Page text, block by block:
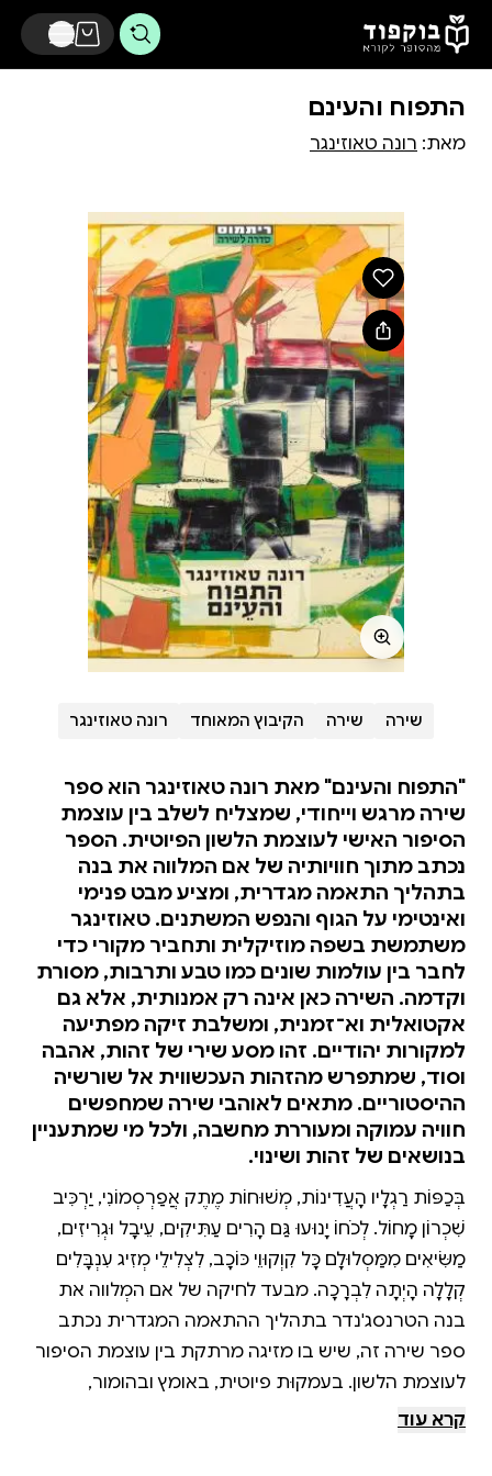
דלג לתוכן הראשי
התפוח והעינם
מאת: רונה טאוזינגר
שירה שירה הקיבוץ המאוחד רונה טאוזינגר
"התפוח והעינם" מאת רונה טאוזינגר הוא ספר
שירה מרגש וייחודי, שמצליח לשלב בין עוצמת
הסיפור האישי לעוצמת הלשון הפיוטית. הספר
נכתב מתוך חוויותיה של אם המלווה את בנה
בתהליך התאמה מגדרית, ומציע מבט פנימי
ואינטימי על הגוף והנפש המשתנים. טאוזינגר
משתמשת בשפה מוזיקלית ותחביר מקורי כדי
לחבר בין עולמות שונים כמו טבע ותרבות, מסורת
וקדמה. השירה כאן אינה רק אמנותית, אלא גם
אקטואלית וא־זמנית, ומשלבת זיקה מפתיעה
למקורות יהודיים. זהו מסע שירי של זהות, אהבה
וסוד, שמתפרש מהזהות העכשווית אל שורשיה
ההיסטוריים. מתאים לאוהבי שירה שמחפשים
חוויה עמוקה ומעוררת מחשבה, ולכל מי שמתעניין
בנושאים של זהות ושינוי.
בְּכַפּוֹת רַגְלָיו הָעֲדִינוֹת, מְשׁוּחוֹת מֶתֶק אֲפַרְסְמוֹנִי, יַרְכִּיב
שִׁכְרוֹן מָחוֹל. לְכֹחוֹ יָנוּעוּ גַּם הָרִים עַתִּיקִים, עֵיבָל וּגְרִיזִים,
מַשִּׂיאִים מִמַּסְלוּלָם כָּל קִוְקוּוֵי כּוֹכָב, לִצְלִילֵי מְזִיג עִנְבָּלִים
קְלָלָה הָיְתָה לִבְרָכָה. מבעד לחיקה של אם המְלווה את
בנה הטרנסג'נדר בתהליך ההתאמה המגדרית נכתב
ספר שירה זה, שיש בו מזיגה מרתקת בין עוצמת הסיפור
לעוצמת הלשון. בעמקוּת פיוטית, באומץ ובהומור,
מתוארים בו הגוף המשתנה והשתנות הנפש של הבן
קרא עוד